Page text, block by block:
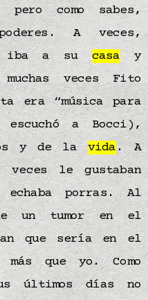
pero como sabes,
A veces,
iba a su casa y
muchas veces Fito
era “música para
escuchó a Bocci),
y de la vida . A
veces le gustaban
porras. Al
un tumor en el
que sería en el
más que yo. Como
últimos días no